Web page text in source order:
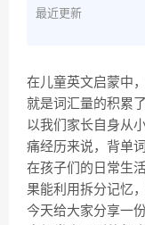
最近更新
在儿童英文启蒙中
就是词汇量的积累了
以我们家长自身从
痛经历来说，背单
在孩子们的日常生
果能利用拆分记忆
今天给大家分享一